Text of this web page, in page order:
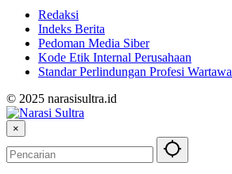
Redaksi
Indeks Berita
Pedoman Media Siber
Kode Etik Internal Perusahaan
Standar Perlindungan Profesi
© 2025 narasisultra.id
×